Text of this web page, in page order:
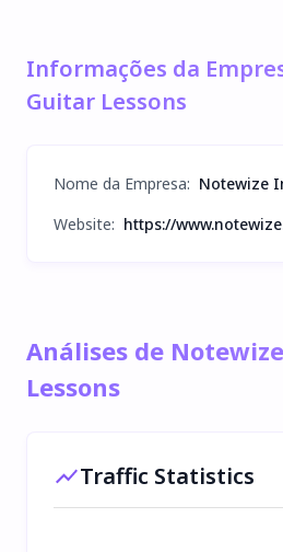
Informações da
Guitar Lessons
Nome da Empresa: Notewize
Website: https://
Análises de
Lessons
Traffic Statistics